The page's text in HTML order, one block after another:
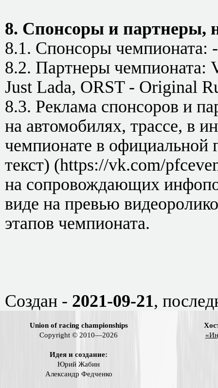
8. Спонсоры и партнеры,
8.1. Спонсоры чемпионата:
8.2. Партнеры чемпионата:
Just Lada, ORST - Original
8.3. Реклама спонсоров и
на автомобилях, трассе, в
чемпионате в официальной
текст) (https://vk.com/
на сопровождающих
виде на превью
этапов чемпионата.
Создан - 2021-09-21,
Union of racing championships
Copyright © 2010—2026
Идея и создание:
Юрий Жабин
Александр Федченко